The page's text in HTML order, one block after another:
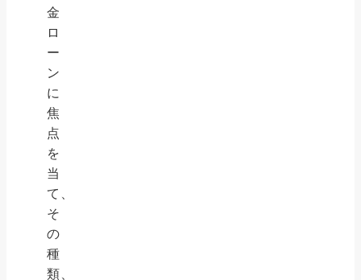
金
ロ
ー
ン
に
焦
点
を
当
て、
そ
の
種
類、